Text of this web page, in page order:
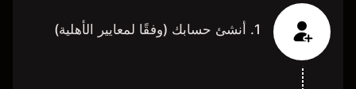
1. أنشئ حسابك (وفقًا لمعايير الأهلية)